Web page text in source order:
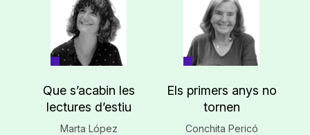
Que s’acabin les
lectures d’estiu
Marta López
Els primers anys no
tornen
Conchita Pericó